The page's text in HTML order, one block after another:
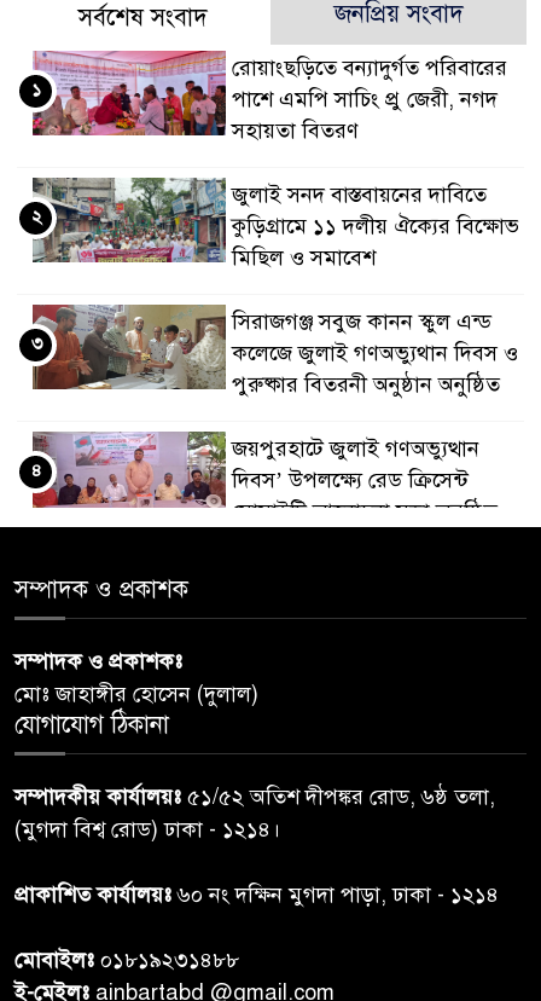
সর্বশেষ সংবাদ জনপ্রিয় সংবাদ
রোয়াংছড়িতে বন্যাদুর্গত পরিবারের
পাশে এমপি সাচিং প্রু জেরী, নগদ
সহায়তা বিতরণ
১
জুলাই সনদ বাস্তবায়নের দাবিতে
কুড়িগ্রামে ১১ দলীয় ঐক্যের বিক্ষোভ
মিছিল ও সমাবেশ
২
সিরাজগঞ্জ সবুজ কানন স্কুল এন্ড
কলেজে জুলাই গণঅভ্যুথান দিবস ও
পুরুষ্কার বিতরনী অনুষ্ঠান অনুষ্ঠিত
৩
জয়পুরহাটে জুলাই গণঅভ্যুত্থান
দিবস’ উপলক্ষ্যে রেড ক্রিসেন্ট
সোসাইটি আলোচনা সভা অনুষ্ঠিত
৪
দিবস-২০২৬’।
৫
মাঝে ১৩ লক্ষ ১৫ হাজার টাকা
বিতরণ
৬
বান্দরবানে বন্যায় ক্ষতিগ্রস্তদের
সম্পাদক ও প্রকাশক
সম্পাদক ও প্রকাশকঃ
মোঃ জাহাঙ্গীর হোসেন (দুলাল)
যোগাযোগ ঠিকানা
সম্পাদকীয় কার্যালয়ঃ ৫১/৫২ অতিশ দীপঙ্কর রোড, ৬ষ্ঠ তলা,
(মুগদা বিশ্ব রোড) ঢাকা - ১২১৪।
প্রাকাশিত কার্যালয়ঃ৬০ নং দক্ষিন মুগদা পাড়া, ঢাকা - ১২১৪
মোবাইলঃ ০১৮১৯২৩১৪৮৮
ই-মেইলঃ ainbartabd @gmail.com